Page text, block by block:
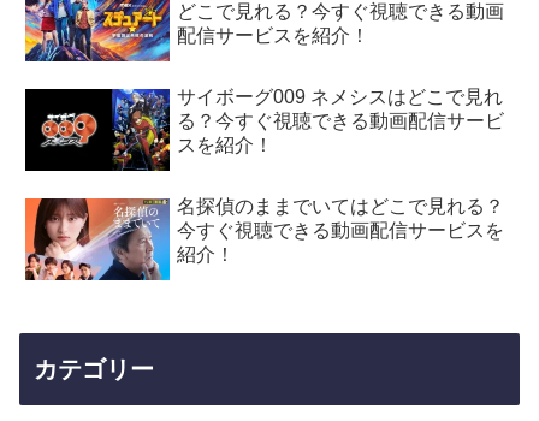
どこで見れる？今すぐ視聴できる動画
配信サービスを紹介！
サイボーグ009 ネメシスはどこで見れ
る？今すぐ視聴できる動画配信サービ
スを紹介！
名探偵のままでいてはどこで見れる？
今すぐ視聴できる動画配信サービスを
紹介！
カテゴリー